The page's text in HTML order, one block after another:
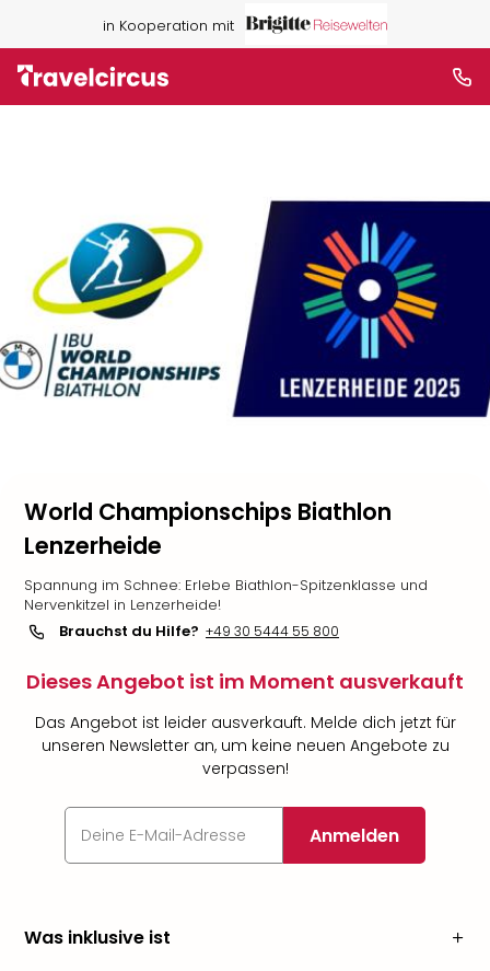
in Kooperation mit
World Championschips Biathlon
Lenzerheide
Spannung im Schnee: Erlebe Biathlon-Spitzenklasse und
Nervenkitzel in Lenzerheide!
Brauchst du Hilfe? +49 30 5444 55 800
Dieses Angebot ist im Moment ausverkauft
Das Angebot ist leider ausverkauft. Melde dich jetzt für
unseren Newsletter an, um keine neuen Angebote zu
verpassen!
Anmelden
Was inklusive ist